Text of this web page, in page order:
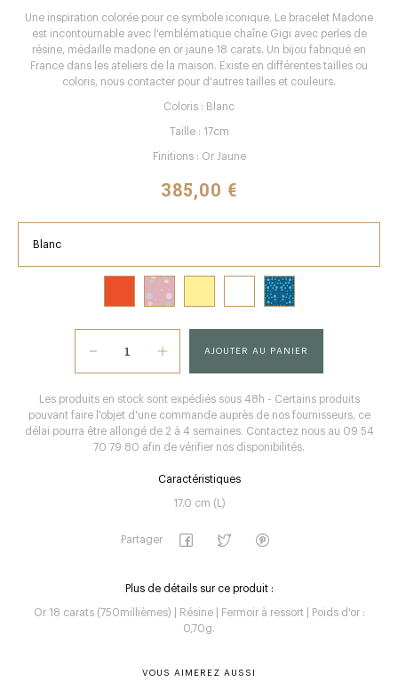
Une inspiration colorée pour ce symbole iconique. Le bracelet Madone
est incontournable avec l'emblématique chaîne Gigi avec perles de
résine, médaille madone en or jaune 18 carats. Un bijou fabriqué en
France dans les ateliers de la maison. Existe en différentes tailles ou
coloris, nous contacter pour d'autres tailles et couleurs.
Coloris : Blanc
Taille : 17cm
Finitions : Or Jaune
385,00 €
Blanc
AJOUTER AU PANIER
Les produits en stock sont expédiés sous 48h - Certains produits
pouvant faire l'objet d'une commande auprès de nos fournisseurs, ce
délai pourra être allongé de 2 à 4 semaines. Contactez nous au 09 54
70 79 80 afin de vérifier nos disponibilités.
Caractéristiques
17.0 cm (L)
Partager
Plus de détails sur ce produit :
Or 18 carats (750millièmes) | Résine | Fermoir à ressort | Poids d'or :
0,70g.
VOUS AIMEREZ AUSSI